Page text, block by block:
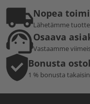
Nopea
Lähetämme
Osaava
Vastaamme
Bonusta
1 % bonusta